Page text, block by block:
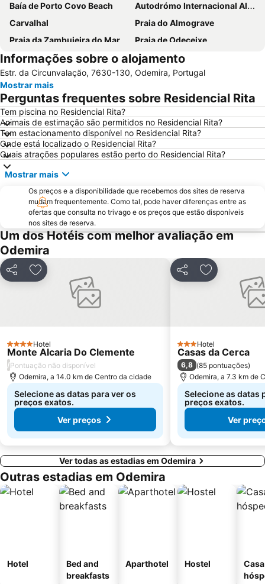
Baía de Porto Covo Beach
Autodrómo Internacional Algarve
Carvalhal
Praia do Almograve
Praia da Zambujeira do Mar
Praia de Odeceixe
Praia da Arrifana
Baiona Beach
do Monte Clérigo
Praia das Furnas
Ilha do Pessegueiro Beach
da Samoqueira
Praia da Samouqueira
Cascatas de Vila Nova de Milfontes
Jardim Publico de Porto Covo Igreja Matriz de Algoz
do Malhão
Barragem de Santa-Clara-a-Velha
Moinho de Vento da Longueira
da Bordeira
Vasco da Gama
Praia de Vale Figueiras
da Amália
Cavaleiro Beach
Forte de São Clemente - Milfontes
Dos Buizinhos
de Amoreira
Alteirinhos
Povoado das Mesas do Castelinho
Igreja Matriz de Santiago do Cacém
Castelo de Silves
Vale dos Homens
Informações sobre o alojamento
Estr. da Circunvalação, 7630-130, Odemira, Portugal
Mostrar mais
Perguntas frequentes sobre Residencial Rita
Tem piscina no Residencial Rita?
Animais de estimação são permitidos no Residencial Rita?
Tem estacionamento disponível no Residencial Rita?
Onde está localizado o Residencial Rita?
Quais atrações populares estão perto do Residencial Rita?
Mostrar mais
Os preços e a disponibilidade que recebemos dos sites de reserva
mudam frequentemente. Como tal, pode haver diferenças entre as
ofertas que consulta no trivago e os preços que estão disponíveis
nos sites de reserva.
Um dos Hotéis com melhor avaliação em
Odemira
PartilharAdicionar aos favoritos
4 Estrelas
Hotel
Monte Alcaria Do Clemente
/Pontuação não disponível
Odemira, a 14.0 km de Centro da cidade
Selecione as datas para ver os
preços exatos.
Ver preços
PartilharAdicionar
3 Estrelas
Hotel
Casas da Cerca
6,8 (85 pontuações)
Odemira, a 7.3 km de
Selecione as datas
preços exatos.
Ver
Ver todas as estadias em Odemira
Outras estadias em Odemira
Hotel
Bed and
breakfasts
Aparthotel Hostel